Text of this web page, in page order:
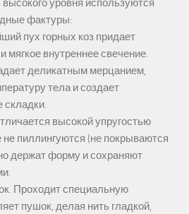
уровня используются
фактуры:
пух горных коз придает
мягкое внутреннее свечение.
деликатным мерцанием,
тела и создает
складки.
высокой упругостью
пиллингуются (не покрываются
держат форму и сохраняют
Проходит специальную
пушок, делая нить гладкой,